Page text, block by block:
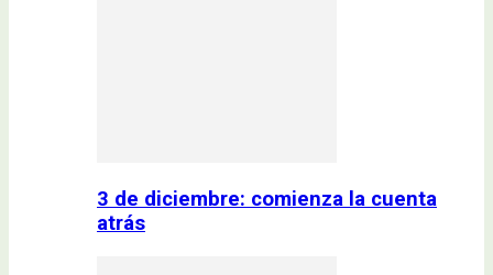
3 de diciembre: comienza la cuenta
atrás